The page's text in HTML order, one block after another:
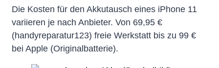
Die Kosten für den Akkutausch eines iPhone 11
variieren je nach Anbieter. Von 69,95 €
(handyreparatur123) freie Werkstatt bis zu 99 €
bei Apple (Originalbatterie).